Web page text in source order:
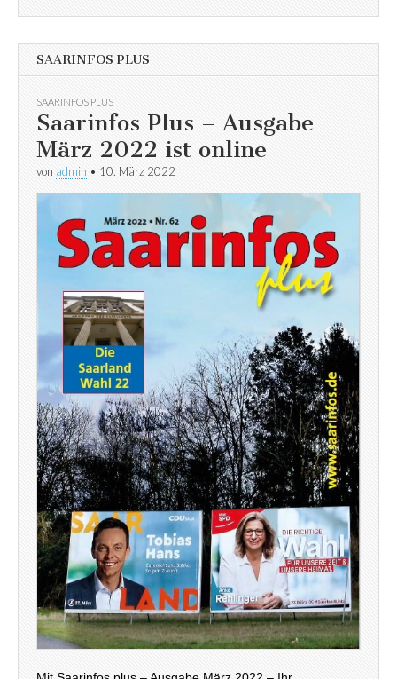
SAARINFOS PLUS
SAARINFOS PLUS
Saarinfos Plus – Ausgabe
März 2022 ist online
von admin • 10. März 2022